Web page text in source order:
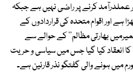
عملدرآمد کرنے پر راضی نہیں ہے جبکہ
ہے اور اقوام متحدہ کی قراردادوں کے
بھارتی مظالم'' کے حوالے سے
کا انعقاد کیا گیا جس میں سیاسی و حریت
میں ہونے والی گفتگو نذر قارئین ہے۔